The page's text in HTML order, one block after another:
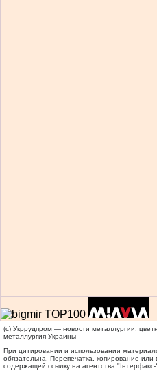
(c) Укррудпром — новости металлургии:
металлургия Украины
При цитировании и использовании
обязательна. Перепечатка, копирование
содержащей ссылку на агентства "Iнтерфакс-